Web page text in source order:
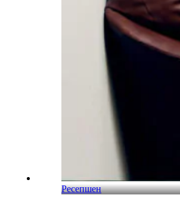
Ресепшен